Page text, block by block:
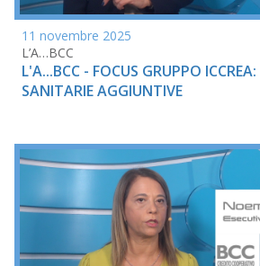
11 novembre 2025
L’A…BCC
L'A...BCC - FOCUS GRUPPO
SANITARIE AGGIUNTIVE